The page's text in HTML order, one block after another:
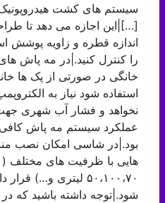
سیستم های کشت
[…]|این اجازه می دهد تا
اندازه قطره و زاویه پوشش
را کنترل کنید.|در مه پاش های
خانگی در صورتی از پک ها
استفاده شود نیاز به الکتروپمپ
نخواهد و فشار آب شهری جهت
عملکرد سیستم مه پاش کافی
بود.|در شاسی امکان نصب
هایی با ظرفیت های مختلف (
۵۰،۱۰۰،۷۰ لیتری و…) قرار
شود.|توجه داشته باشید که در